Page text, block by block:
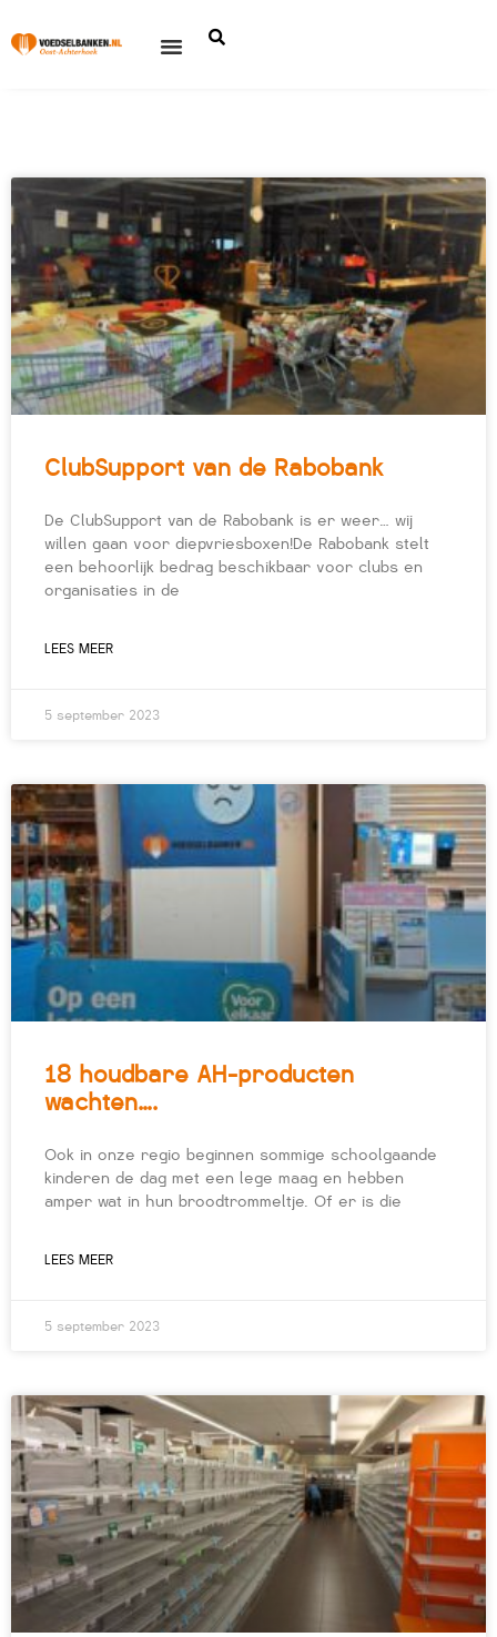
ClubSupport van de Rabobank
De ClubSupport van de Rabobank is er weer… wij
willen gaan voor diepvriesboxen!De Rabobank stelt
een behoorlijk bedrag beschikbaar voor clubs en
organisaties in de
LEES MEER
5 september 2023
18 houdbare AH-producten
wachten….
Ook in onze regio beginnen sommige schoolgaande
kinderen de dag met een lege maag en hebben
amper wat in hun broodtrommeltje. Of er is die
LEES MEER
5 september 2023